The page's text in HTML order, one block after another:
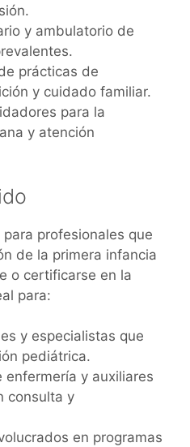
y ambulatorio de
prácticas de
y cuidado familiar.
para la
y atención
profesionales que
de la primera infancia
o certificarse en la
para:
y especialistas que
pediátrica.
enfermería y auxiliares
consulta y
en programas